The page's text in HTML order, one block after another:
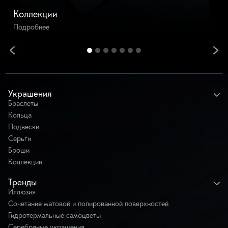
Коллекции
Подробнее
Украшения
Браслеты
Кольца
Подвески
Серьги
Броши
Коллекции
Тренды
Иллюзия
Сочетание матовой и полированной поверхностей
Гидротермальные самоцветы